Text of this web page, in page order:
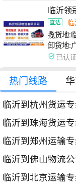
临沂领
揽货地:
卸货地:
已认证
热门线路
临沂到杭州货运
临沂到珠海货运
临沂到郑州运输
临沂到佛山物流
临沂到北京运输